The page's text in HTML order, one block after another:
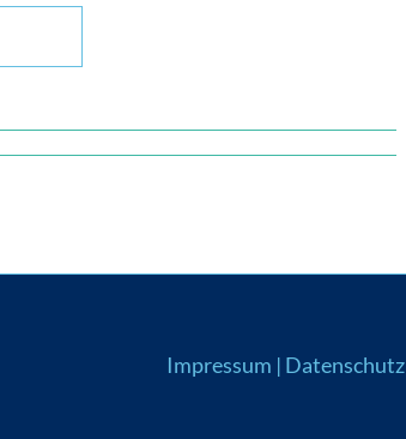
Impressum | Datenschutz